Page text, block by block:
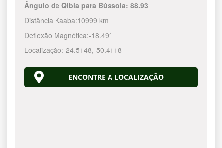
Ângulo de Qibla para Bússola:88.93
Distância Kaaba:10999 km
Deflexão Magnética:-18.49°
Localização:-24.5148,-50.4119
ENCONTRE A LOCALIZAÇÃO